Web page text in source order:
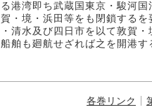
港湾即ち武蔵国東京・駿河
・境・浜田等をも閉鎖する
清水及び四日市を以て敦賀
舶も廻航せざれば之を開港
各巻リンク